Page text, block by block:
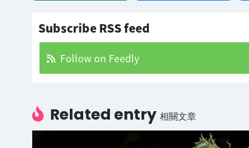
Subscribe RSS feed
Follow on Feedly
Related entry 相關文章